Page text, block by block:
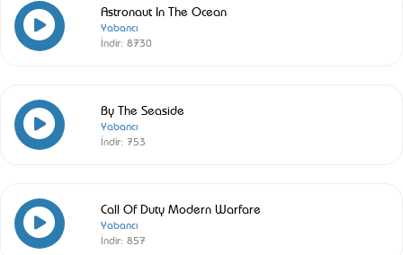
Astronaut In The Ocean
Yabancı
İndir: 8730
By The Seaside
Yabancı
İndir: 753
Call Of Duty Modern Warfare
Yabancı
İndir: 857